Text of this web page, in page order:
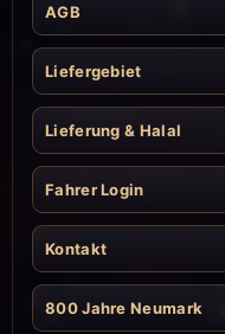
AGB
Liefergebiet
Lieferung & Halal
Fahrer Login
Kontakt
800 Jahre Neumark